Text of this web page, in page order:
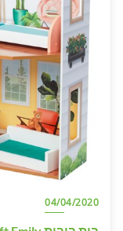
04/04/2020